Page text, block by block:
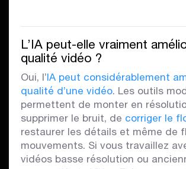
L’IA peut-elle vraiment
qualité vidéo ?
Oui, l’IA peut considérablement
qualité d’une vidéo. Les outils
permettent de monter en
supprimer le bruit, de corriger le
restaurer les détails et même de
mouvements. Si vous travaillez
vidéos basse résolution ou